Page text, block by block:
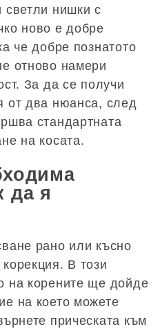
светли нишки с
ново е добре
че добре познатото
отново намери
За да се получи
от два нюанса, след
стандартната
на косата.
да я
рано или късно
В този
на корените ще дойде
на което можете
прическата към